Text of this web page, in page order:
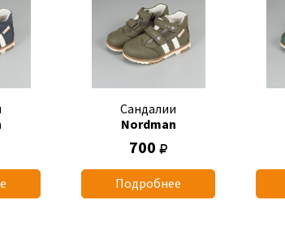
Сандалии
Nordman
700
Подробнее